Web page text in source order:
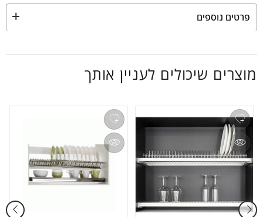
פרטים נוספים
מוצרים שיכולים לעניין אותך